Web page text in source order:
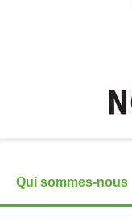
Qui sommes-nous